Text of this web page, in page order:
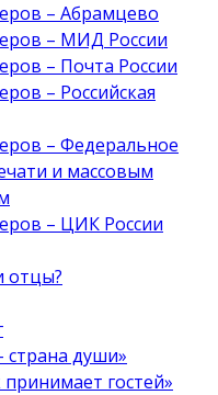
– Абрамцево
– МИД России
– Почта России
– Российская
– Федеральное
и массовым
– ЦИК России
отцы?
страна души»
гостей»